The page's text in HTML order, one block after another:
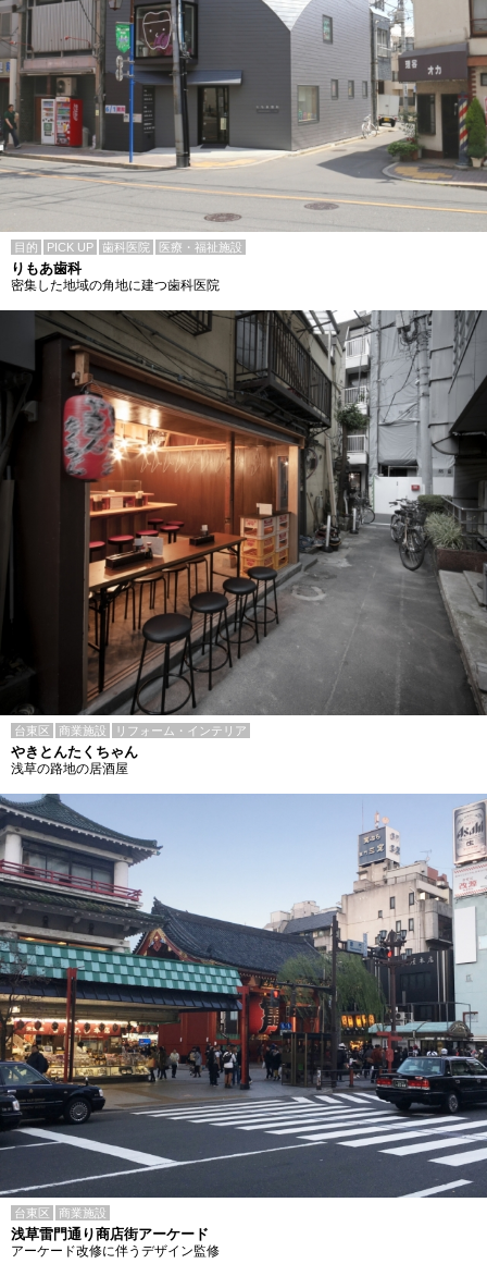
目的 PICK UP 歯科医院 医療・福祉施設
りもあ歯科
密集した地域の角地に建つ歯科医院
台東区 商業施設 リフォーム・インテリア
やきとんたくちゃん
浅草の路地の居酒屋
台東区 商業施設
浅草雷門通り商店街アーケード
アーケード改修に伴うデザイン監修